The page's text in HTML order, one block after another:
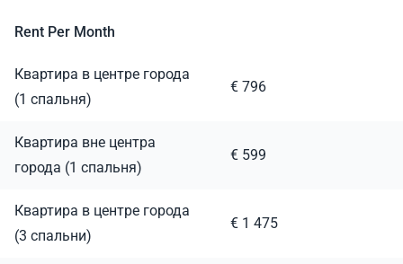
Rent Per Month
Квартира в центре города
(1 спальня)
€ 796
Квартира вне центра
города (1 спальня)
€ 599
Квартира в центре города
(3 спальни)
€ 1 475